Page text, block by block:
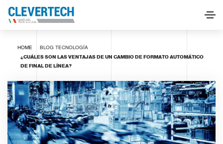
HOME BLOG TECNOLOGÍA
¿CUÁLES SON LAS VENTAJAS DE UN CAMBIO DE FORMATO AUTOMÁTICO
DE FINAL DE LÍNEA?